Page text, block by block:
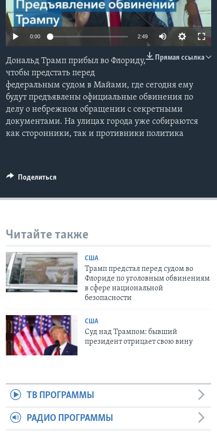
Learning English
Языки
0:00 2:49
Прямая ссылка
Дональд Трамп прибыл во Флориду,
чтобы предстать перед
федеральным судом в Майами, где сегодня ему
будут предъявлены официальные обвинения по
делу о небрежном обращении с секретными
документами. На улицах города уже собираются
как сторонники, так и противники политика
Поделиться
Читайте также
США
Трамп предстал перед судом во
Флориде по уголовным обвинениям
в сфере национальной
безопасности
США
Суд над Трампом: бывший
президент отрицает свою вину
ТВ ПРОГРАММЫ
РАДИО ПРОГРАММЫ